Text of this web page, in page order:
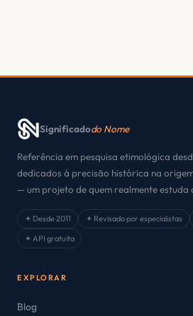
Significadodo Nome
Referência em pesquisa etimológica
dedicados à precisão histórica na
— um projeto de quem realmente estuda
✦ Desde 2011 ✦ Revisado por especialistas
✦ API gratuita
EXPLORAR
Blog